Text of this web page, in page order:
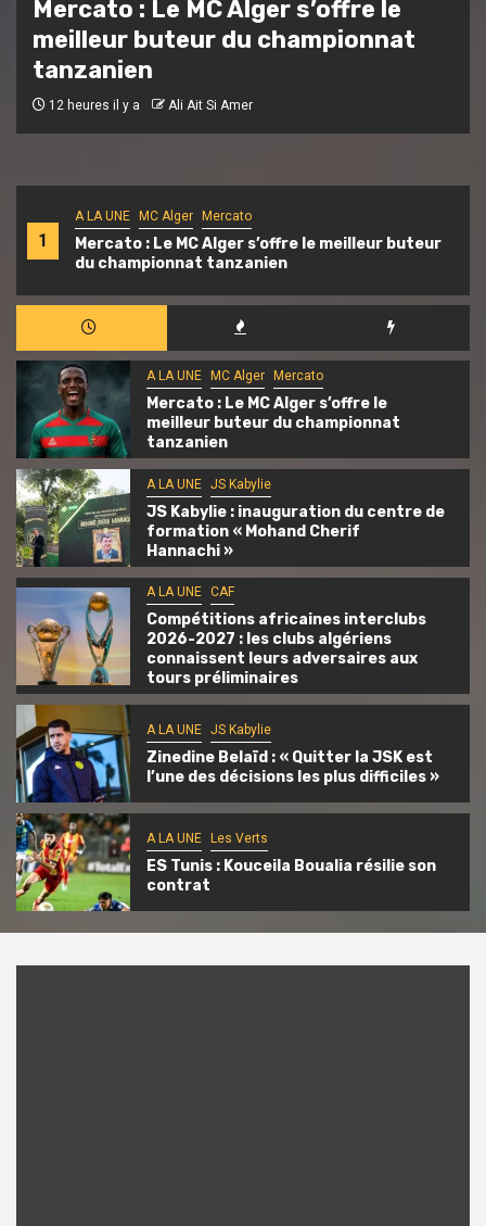
1
A LA UNE MC Alger Mercato
Mercato : Le MC Alger s’offre le meilleur buteur
du championnat tanzanien
JS Kabylie : inauguration du centre
de formation « Mohand Cherif
Hannachi »
16 heures il y a Ali Ait Si Amer
A LA UNE MC Alger Mercato
Mercato : Le MC Alger s’offre le
meilleur buteur du championnat
tanzanien
A LA UNE JS Kabylie
JS Kabylie : inauguration du centre de
formation « Mohand Cherif
Hannachi »
A LA UNE CAF
Compétitions africaines interclubs
2026-2027 : les clubs algériens
connaissent leurs adversaires aux
tours préliminaires
A LA UNE JS Kabylie
Zinedine Belaïd : « Quitter la JSK est
l’une des décisions les plus difficiles »
A LA UNE Les Verts
ES Tunis : Kouceila Boualia résilie son
contrat